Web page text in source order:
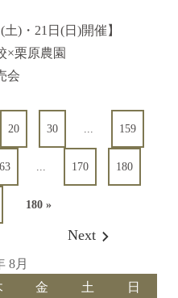
(土)・21日(日)開催】
×栗原農園
会
20 30 159
170 180
180 »
Next
8月
木
金 土 日